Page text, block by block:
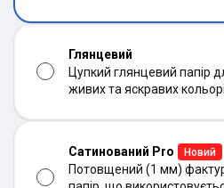
Глянцевий
Цупкий глянцевий папір
живих та яскравих
Сатинований Pro Новий
Потовщений (1 мм)